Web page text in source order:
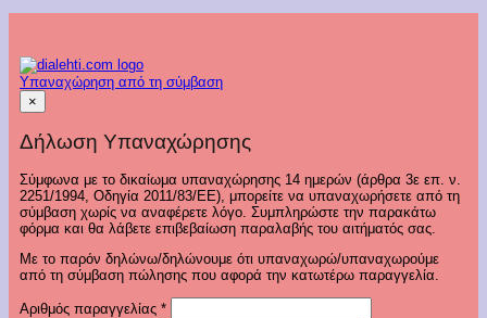
Υπαναχώρηση από τη σύμβαση
×
Δήλωση Υπαναχώρησης
Σύμφωνα με το δικαίωμα υπαναχώρησης 14 ημερών (άρθρα 3ε επ. ν.
2251/1994, Οδηγία 2011/83/ΕΕ), μπορείτε να υπαναχωρήσετε από τη
σύμβαση χωρίς να αναφέρετε λόγο. Συμπληρώστε την παρακάτω
φόρμα και θα λάβετε επιβεβαίωση παραλαβής του αιτήματός σας.
Με το παρόν δηλώνω/δηλώνουμε ότι υπαναχωρώ/υπαναχωρούμε
από τη σύμβαση πώλησης που αφορά την κατωτέρω παραγγελία.
Αριθμός παραγγελίας *